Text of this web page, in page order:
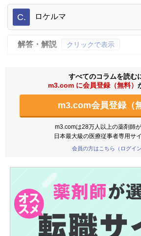
C. ロケルマ
解答・解説 クリックで表示
すべてのコラムを読む
m3.com に会員登録（無料）
m3.com会員登録（
m3.comは28万人以上の薬剤師
日本最大級の医療従事者専用サイ
会員の方はこちら（ログイン